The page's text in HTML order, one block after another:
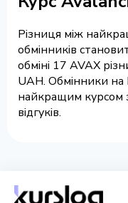
Різниця між
обмінників
обміні 17 AVAX
UAH. Обмінники на
найкращим курсом
відгуків.